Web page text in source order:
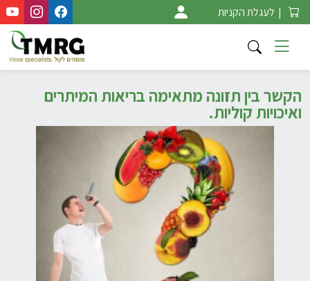
Skip
to
content
| לעגלת הקניות
הקשר בין תזונה מתאימה בריאות המיתרים
ואיכויות קוליות.